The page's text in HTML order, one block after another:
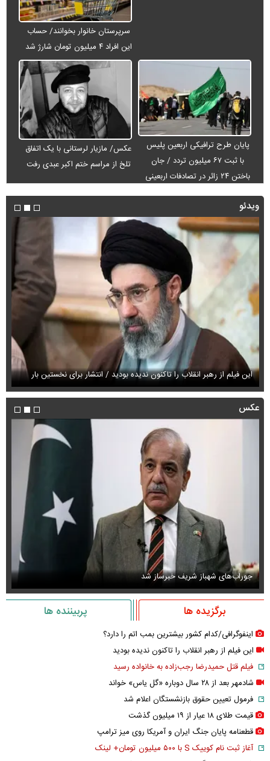
سرپرستان خانوار بخوانند/ حساب
این افراد ۴ میلیون تومان شارژ شد
پایان طرح ترافیکی اربعین پلیس
با ثبت ۶۷ میلیون تردد / جان
باختن ۲۴ زائر در تصادفات اربعینی
عکس/ مازیار لرستانی با یک اتفاق
تلخ از مراسم ختم اکبر عبدی رفت
ویدئو
این فیلم از رهبر انقلاب را تاکنون ندیده بودید / انتشار برای نخستین بار
عکس
جوراب‌های شهباز شریف خبرساز شد
برگزیده ها پربیننده ها
اینفوگرافی/کدام کشور بیشترین بمب اتم را دارد؟
این فیلم از رهبر انقلاب را تاکنون ندیده بودید
فیلم قتل حمیدرضا رجب‌زاده به خانواده رسید
شادمهر بعد از ۲۸ سال دوباره «گل یاس» خواند
فرمول تعیین حقوق بازنشستگان اعلام شد
قیمت طلای ۱۸ عیار از ۱۹ میلیون گذشت
قطعنامه پایان جنگ ایران و آمریکا روی میز ترامپ
آغاز ثبت نام کوییک S با ۵۰۰ میلیون تومان+ لینک